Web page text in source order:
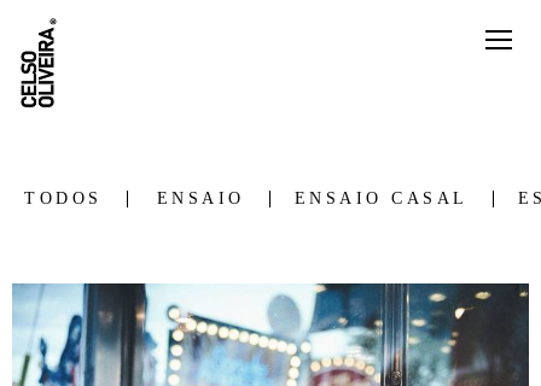
TODOS ENSAIO ENSAIO CASAL